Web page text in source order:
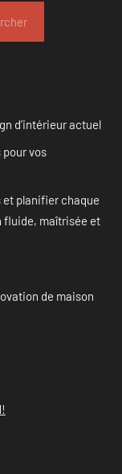
d’intérieur actuel
pour vos
et planifier chaque
fluide, maîtrisée et
de maison